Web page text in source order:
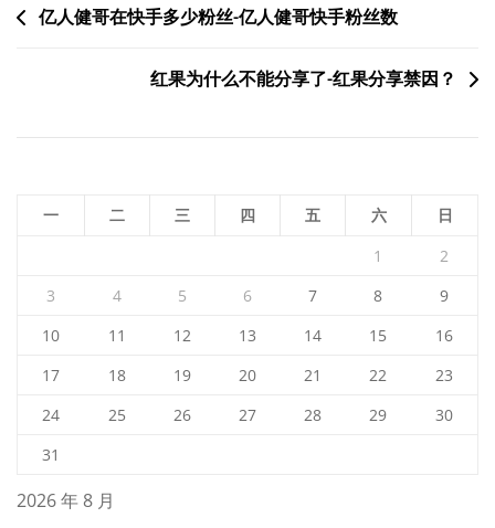
文亿人健哥在快手多少粉丝-亿人健哥快手粉丝数
红果为什么不能分享了-红果分享禁因？
2026 年 8 月
一 二 三 四 五 六
日
1
2
3
4 5 6 7 8
9
10
11 12 13 14 15
16
17
18 19 20 21 22
23
24
25 26 27 28 29
30
31